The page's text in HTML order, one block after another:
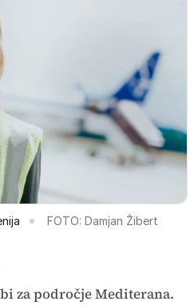
FOTO: Damjan Žibert
za področje Mediterana.